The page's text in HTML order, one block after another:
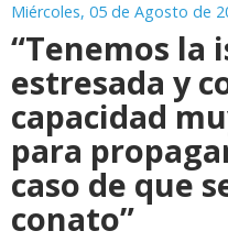
Miércoles, 05 de Agosto de
“Tenemos la
estresada y
capacidad
para
caso de que
conato”